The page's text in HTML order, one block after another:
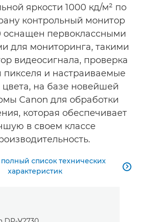
яркости 1000 кд/м² по
контрольный монитор
оснащен первоклассными
для мониторинга, такими
видеосигнала, проверка
пикселя и настраиваемые
на базе новейшей
Canon для обработки
которая обеспечивает
в своем классе
список технических
характеристик
